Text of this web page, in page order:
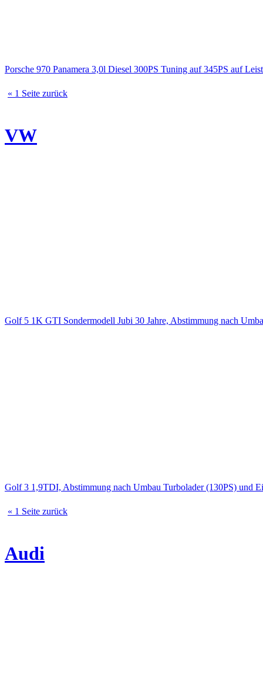
Porsche 970 Panamera 3,0l Diesel 300PS Tuning auf 345PS auf
« 1 Seite zurück
VW
Golf 5 1K GTI Sondermodell Jubi 30 Jahre, Abstimmung nach
Golf 3 1,9TDI, Abstimmung nach Umbau Turbolader (130PS) und
« 1 Seite zurück
Audi